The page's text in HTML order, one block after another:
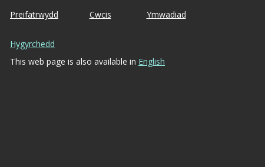
Preifatrwydd Cwcis Ymwadiad
Hygyrchedd
This web page is also available in English